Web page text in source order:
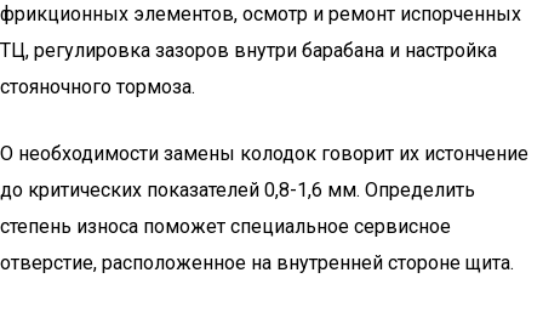
фрикционных элементов, осмотр и ремонт испорченных
ТЦ, регулировка зазоров внутри барабана и настройка
стояночного тормоза.
О необходимости замены колодок говорит их истончение
до критических показателей 0,8-1,6 мм. Определить
степень износа поможет специальное сервисное
отверстие, расположенное на внутренней стороне щита.